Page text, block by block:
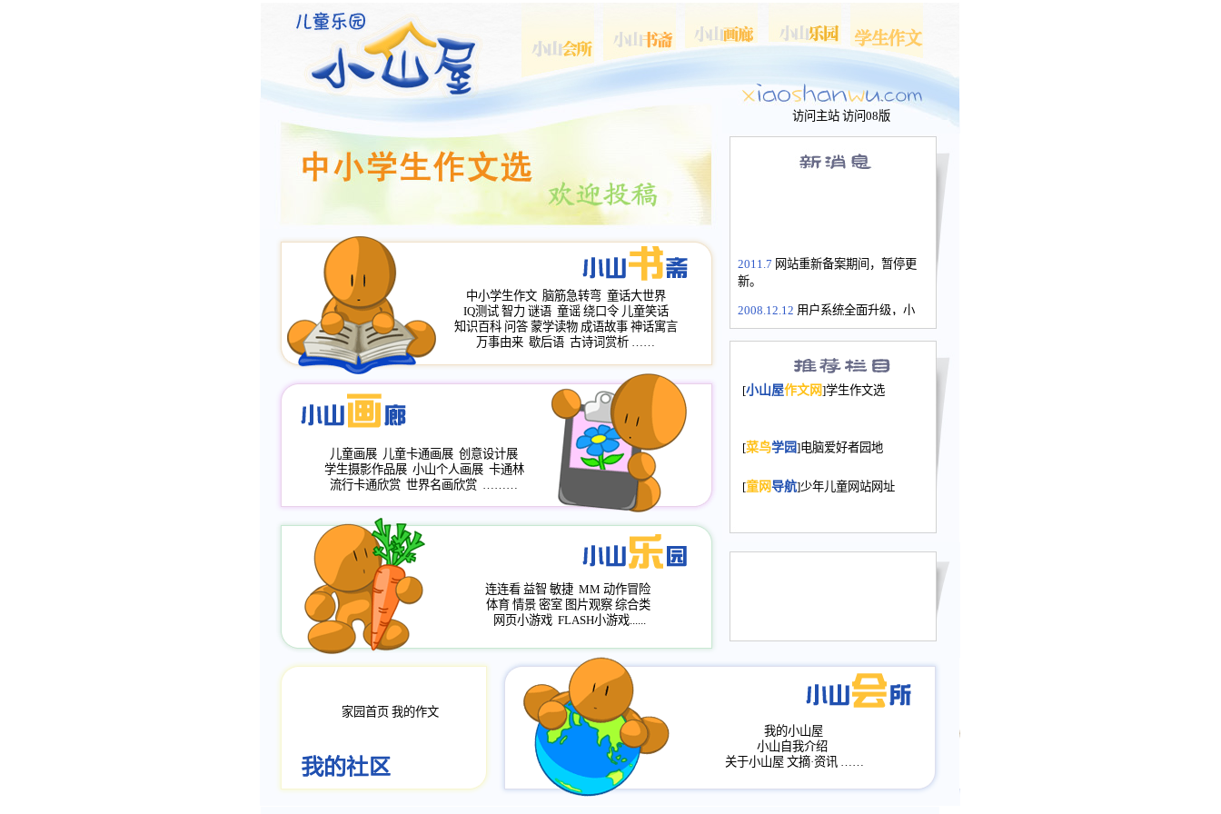
访问主站 访问08版
2011.7 网站重新备案期间，暂停更
新。
2008.12.12 用户系统全面升级，小
山屋主站、作文网、学生作文、家
长会、家园网－个人空间，用户一
次注册全部通行。
2008.12.12家园网正式运行，域
年，2009版提前启用，小山屋全面
小山画廊均增加多个新栏目。。
评分、顶功能，作文宝典改版。
[小山屋作文网]学生作文选
[菜鸟学园]电脑爱好者园地
[童网导航]少年儿童网站网址
中小学生作文 脑筋急转弯 童话大世界
IQ测试 智力 谜语 童谣 绕口令 儿童笑话
知识百科 问答 蒙学读物 成语故事 神话寓言
万事由来 歇后语 古诗词赏析 ……
儿童画展 儿童卡通画展 创意设计展
学生摄影作品展 小山个人画展 卡通林
流行卡通欣赏 世界名画欣赏 ………
连连看 益智 敏捷 MM 动作冒险
体育 情景 密室 图片观察 综合类
网页小游戏 FLASH小游戏......
家园首页 我的作文
我的小山屋
小山自我介绍
关于小山屋 文摘·资讯 ……